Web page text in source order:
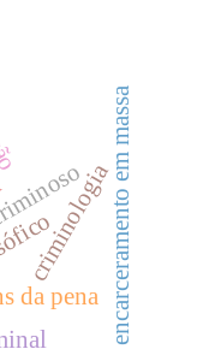
criminologiaencarceramento em massa
da pena